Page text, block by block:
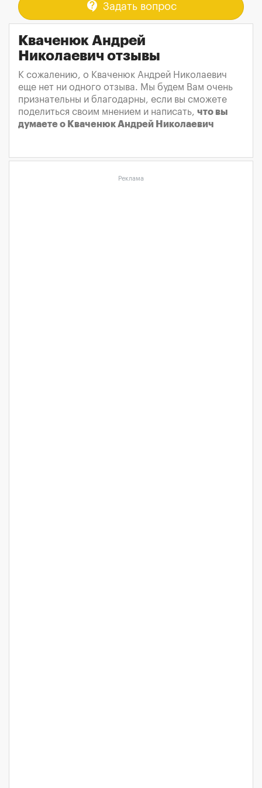
contact_support Задать вопрос
Кваченюк Андрей
Николаевич отзывы
К сожалению, о Кваченюк Андрей Николаевич
еще нет ни одного отзыва. Мы будем Вам очень
признательны и благодарны, если вы сможете
поделиться своим мнением и написать, что вы
думаете о Кваченюк Андрей Николаевич
Реклама